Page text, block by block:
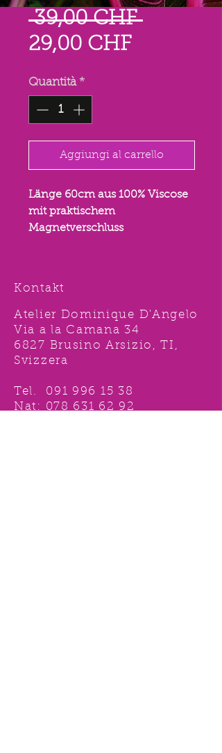
39,00 CHF Prezzo
29,00 CHFPrezzo
Quantità *
Aggiungi al carrello
Länge 60cm aus 100% Viscose
mit praktischem
Magnetverschluss
Kontakt
Atelier Dominique D'Angelo
Via a la Camana 34
6827 Brusino Arsizio, TI,
Svizzera
Tel. 091 996 15 38
Nat: 078 631 62 92